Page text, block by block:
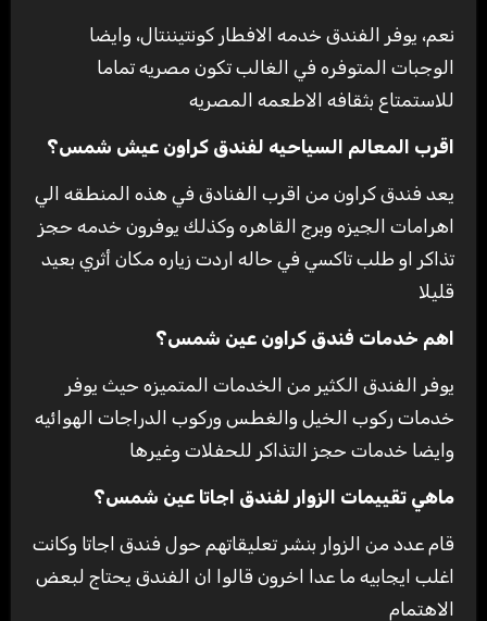
نعم، يوفر الفندق خدمه الافطار كونتيننتال، وايضا
الوجبات المتوفره في الغالب تكون مصريه تماما
للاستمتاع بثقافه الاطعمه المصريه
اقرب المعالم السياحيه لفندق كراون عيش شمس؟
يعد فندق كراون من اقرب الفنادق في هذه المنطقه الي
اهرامات الجيزه وبرج القاهره وكذلك يوفرون خدمه حجز
تذاكر او طلب تاكسي في حاله اردت زياره مكان أثري بعيد
قليلا
اهم خدمات فندق كراون عين شمس؟
يوفر الفندق الكثير من الخدمات المتميزه حيث يوفر
خدمات ركوب الخيل والغطس وركوب الدراجات الهوائيه
وايضا خدمات حجز التذاكر للحفلات وغيرها
ماهي تقييمات الزوار لفندق اجاتا عين شمس؟
قام عدد من الزوار بنشر تعليقاتهم حول فندق اجاتا وكانت
اغلب ايجابيه ما عدا اخرون قالوا ان الفندق يحتاج لبعض
الاهتمام